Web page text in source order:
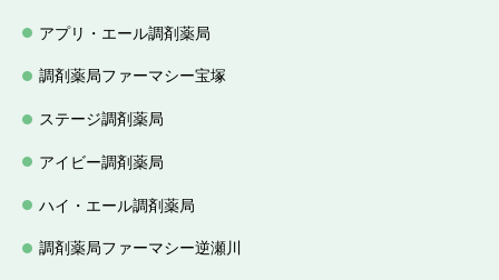
アプリ・エール調剤薬局
調剤薬局ファーマシー宝塚
ステージ調剤薬局
アイビー調剤薬局
ハイ・エール調剤薬局
調剤薬局ファーマシー逆瀬川